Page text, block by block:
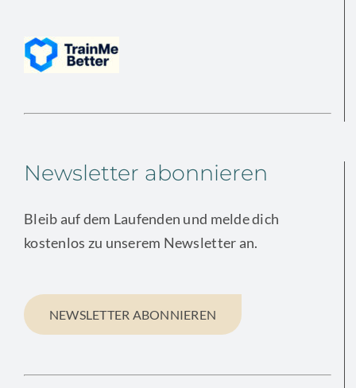
Newsletter abonnieren
Bleib auf dem Laufenden und melde dich
kostenlos zu unserem Newsletter an.
NEWSLETTER ABONNIEREN